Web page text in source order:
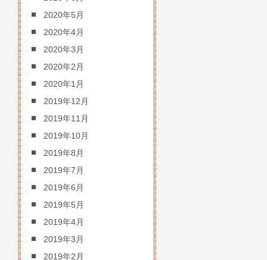
2020年5月
2020年4月
2020年3月
2020年2月
2020年1月
2019年12月
2019年11月
2019年10月
2019年8月
2019年7月
2019年6月
2019年5月
2019年4月
2019年3月
2019年2月